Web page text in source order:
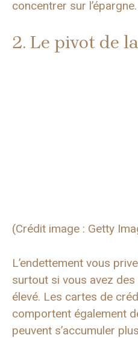
concentrer sur l’épargne.
2. Le pivot de
(Crédit image : Getty
L’endettement vous
surtout si vous avez des
élevé. Les cartes de
comportent également
peuvent s’accumuler